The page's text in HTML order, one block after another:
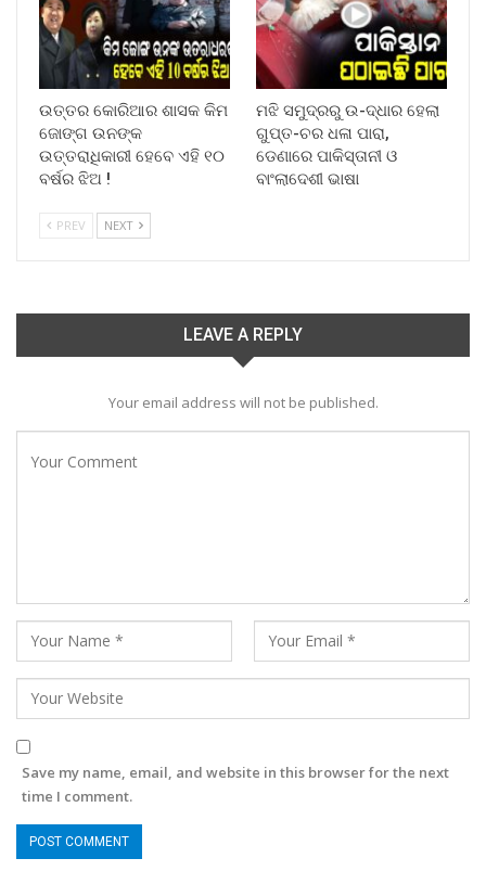
ଉତ୍ତର କୋରିଆର ଶାସକ କିମ
ଜୋଙ୍ଗ ଉନଙ୍କ
ଉତ୍ତରାଧିକାରୀ ହେବେ ଏହି ୧୦
ବର୍ଷର ଝିଅ !
ମଝି ସମୁଦ୍ରରୁ ଉ-ଦ୍ଧାର ହେଲା
ଗୁପ୍ତ-ଚର ଧଳା ପାରା,
ଡେଣାରେ ପାକିସ୍ତାନୀ ଓ
ବାଂଲାଦେଶୀ ଭାଷା
PREV NEXT
LEAVE A REPLY
Your email address will not be published.
Save my name, email, and website in this browser for the next
time I comment.